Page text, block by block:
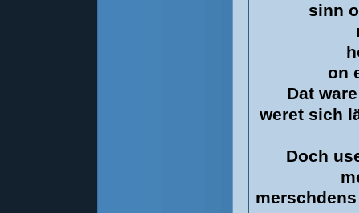
sinn
on
Dat
weret sich
Doch